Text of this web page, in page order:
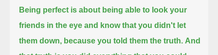
Being perfect is about being able to look your
friends in the eye and know that you didn't let
them down, because you told them the truth. And